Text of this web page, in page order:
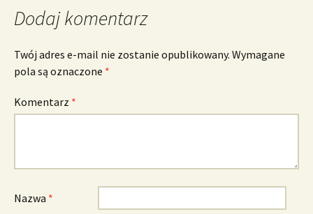
Dodaj komentarz
Twój adres e-mail nie zostanie opublikowany. Wymagane
pola są oznaczone *
Komentarz *
Nazwa *